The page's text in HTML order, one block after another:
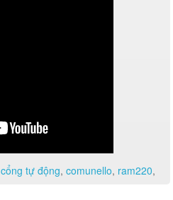
cổng tự động, comunello, ram220,